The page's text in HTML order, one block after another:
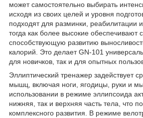
может самостоятельно выбирать
исходя из своих целей и уровня
подходят для разминки, реабилитации
тогда как более высокие обеспечивают
способствующую развитию
калорий. Это делает GN-101
для новичков, так и для опытных
Эллиптический тренажер задействует
мышц, включая ноги, ягодицы, руки и
использовании в режиме эллипсоида
нижняя, так и верхняя часть тела, что
комплексного развития. В режиме